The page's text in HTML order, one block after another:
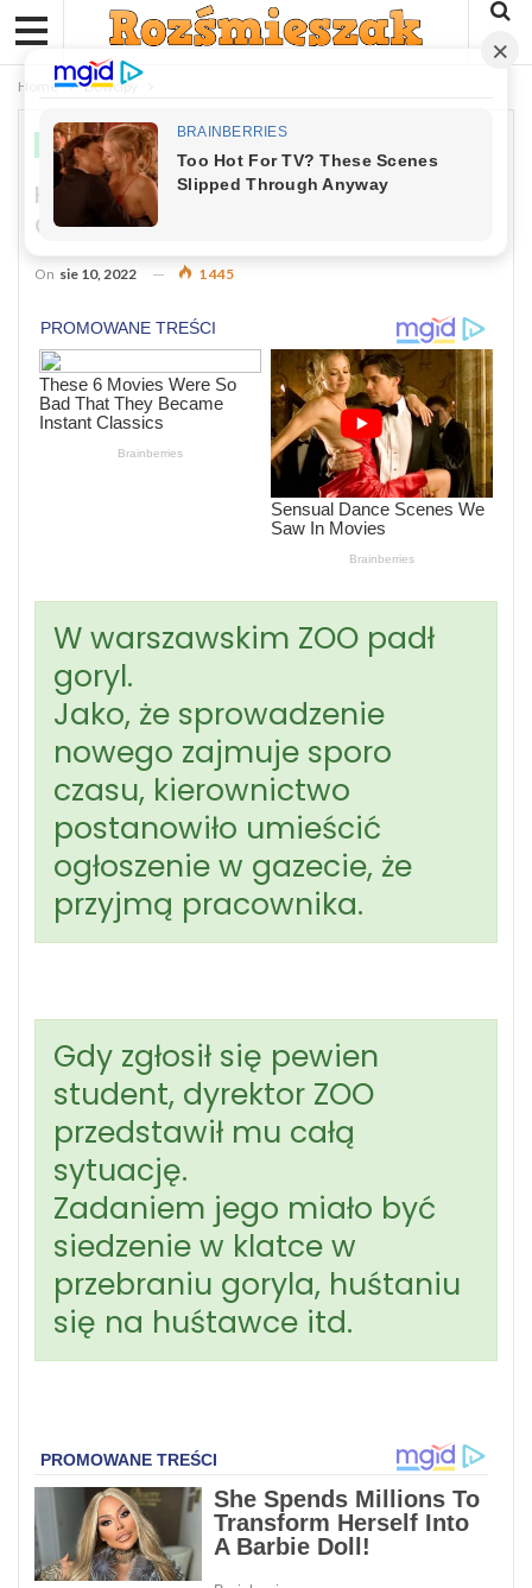
Home Dowcipy
DOWCIPY
Kawał: W Warszawskim ZOO Padł
Goryl…
On sie 10, 2022 1 445
W warszawskim ZOO padł
goryl.
Jako, że sprowadzenie
nowego zajmuje sporo
czasu, kierownictwo
postanowiło umieścić
ogłoszenie w gazecie, że
przyjmą pracownika.
Gdy zgłosił się pewien
student, dyrektor ZOO
przedstawił mu całą
sytuację.
Zadaniem jego miało być
siedzenie w klatce w
przebraniu goryla, huśtaniu
się na huśtawce itd.